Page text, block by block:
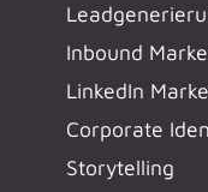
Inbound
LinkedIn
Corporate
Storytelling